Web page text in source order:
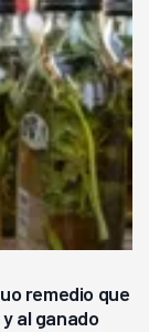
remedio que
al ganado